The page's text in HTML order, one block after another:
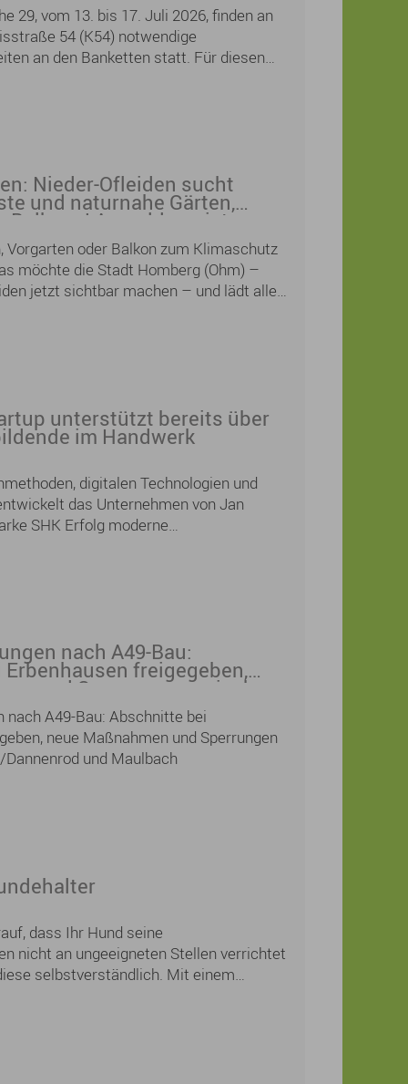
Lieblingsgedichte finden und eigene
für Kinder und Jugendliche wird
Workshops und Lesungen geboten.
29, vom 13. bis 17. Juli 2026, finden an
54 (K54) notwendige
an den Banketten statt. Für diesen
voll gesperrt werden.
Nieder-Ofleiden sucht
und naturnahe Gärten,
Balkone! Anmeldung ist
Vorgarten oder Balkon zum Klimaschutz
möchte die Stadt Homberg (Ohm) –
jetzt sichtbar machen – und lädt alle
herzlich zur Teilnahme am
und naturnahe Gärten“
Ofleiden ein.
unterstützt bereits über
im Handwerk
digitalen Technologien und
das Unternehmen von Jan
SHK Erfolg moderne
für das Sanitär-, Heizungs- und
über 12.000 Auszubildende aus ganz
auf ihrem Weg zur Prüfung unterstützt.
nach A49-Bau:
freigegeben,
und Sperrungen zwischen
und Maulbach
nach A49-Bau: Abschnitte bei
neue Maßnahmen und Sperrungen
und Maulbach
dass Ihr Hund seine
nicht an ungeeigneten Stellen verrichtet
selbstverständlich. Mit einem
Verhalten leisten Sie einen wichtigen
und angenehmen Ortsbild – zum